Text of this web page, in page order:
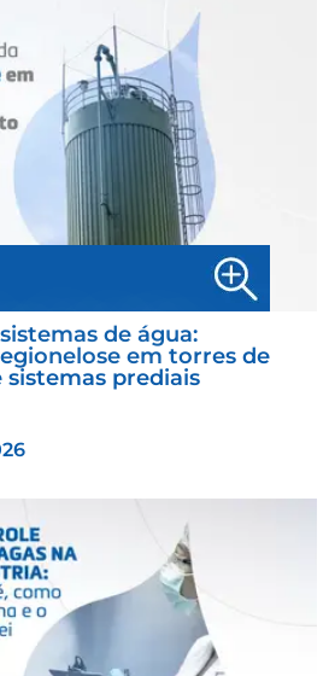
de água:
em torres de
prediais